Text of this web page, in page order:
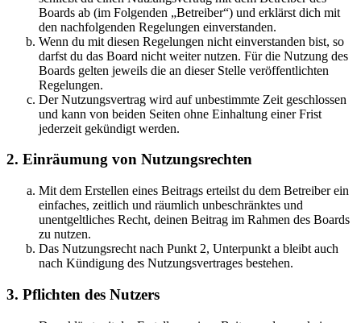
Boards ab (im Folgenden „Betreiber“) und erklärst dich mit
den nachfolgenden Regelungen einverstanden.
Wenn du mit diesen Regelungen nicht einverstanden bist, so
darfst du das Board nicht weiter nutzen. Für die Nutzung des
Boards gelten jeweils die an dieser Stelle veröffentlichten
Regelungen.
Der Nutzungsvertrag wird auf unbestimmte Zeit geschlossen
und kann von beiden Seiten ohne Einhaltung einer Frist
jederzeit gekündigt werden.
2. Einräumung von Nutzungsrechten
Mit dem Erstellen eines Beitrags erteilst du dem Betreiber ein
einfaches, zeitlich und räumlich unbeschränktes und
unentgeltliches Recht, deinen Beitrag im Rahmen des Boards
zu nutzen.
Das Nutzungsrecht nach Punkt 2, Unterpunkt a bleibt auch
nach Kündigung des Nutzungsvertrages bestehen.
3. Pflichten des Nutzers